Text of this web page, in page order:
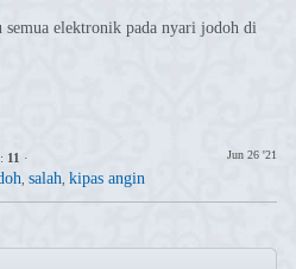
semua elektronik pada nyari jodoh di
Jun 26 '21
11 ·
salah kipas angin